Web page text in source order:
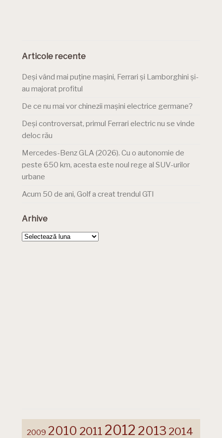
Articole recente
Deși vând mai puține mașini, Ferrari și Lamborghini și-
au majorat profitul
De ce nu mai vor chinezii mașini electrice germane?
Deși controversat, primul Ferrari electric nu se vinde
deloc rău
Mercedes-Benz GLA (2026). Cu o autonomie de
peste 650 km, acesta este noul rege al SUV-urilor
urbane
Acum 50 de ani, Golf a creat trendul GTI
Arhive
Arhive
2009 2010 2011 2012 2013 2014